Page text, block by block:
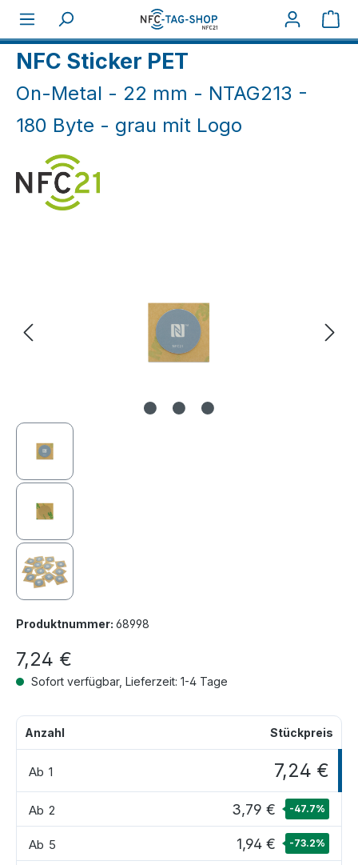
Zum Hauptinhalt springen
NFC Sticker On-Metal
NFC Sticker PET
On-Metal - 22 mm - NTAG213 -
180 Byte - grau mit Logo
Produktnummer: 68998
7,24 €
Sofort verfügbar, Lieferzeit: 1-4 Tage
Anzahl Stückpreis
Ab 1 7,24 €
Ab 2 3,79 € -47.7%
Ab 5 1,94 € -73.2%